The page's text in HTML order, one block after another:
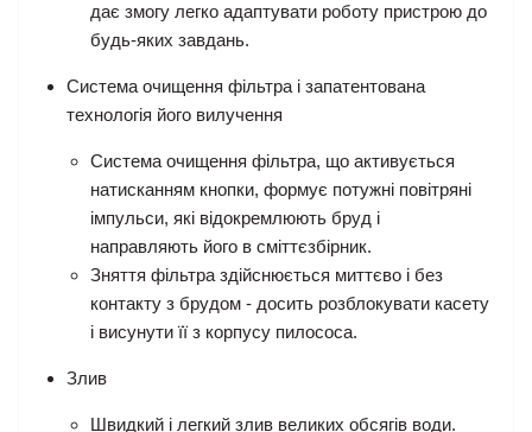
дає змогу легко адаптувати роботу пристрою до
будь-яких завдань.
Система очищення фільтра і запатентована
технологія його вилучення
Система очищення фільтра, що активується
натисканням кнопки, формує потужні повітряні
імпульси, які відокремлюють бруд і
направляють його в сміттєзбірник.
Зняття фільтра здійснюється миттєво і без
контакту з брудом - досить розблокувати касету
і висунути її з корпусу пилососа.
Злив
Швидкий і легкий злив великих обсягів води.